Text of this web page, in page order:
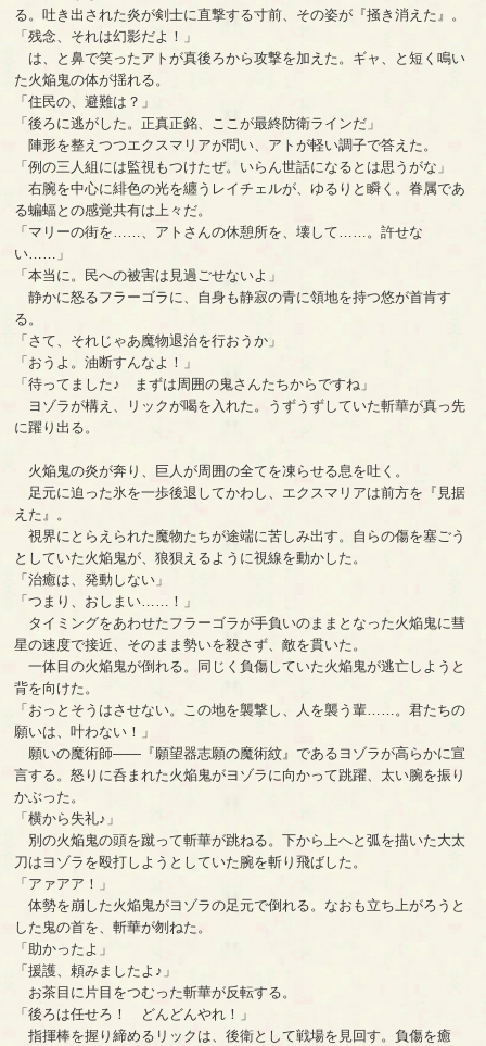
る。吐き出された炎が剣士に直撃する寸前、その姿が『掻き消えた』。
「残念、それは幻影だよ！」
は、と鼻で笑ったアトが真後ろから攻撃を加えた。ギャ、と短く鳴い
た火焔鬼の体が揺れる。
「住民の、避難は？」
「後ろに逃がした。正真正銘、ここが最終防衛ラインだ」
陣形を整えつつエクスマリアが問い、アトが軽い調子で答えた。
「例の三人組には監視もつけたぜ。いらん世話になるとは思うがな」
右腕を中心に緋色の光を纏うレイチェルが、ゆるりと瞬く。眷属であ
る蝙蝠との感覚共有は上々だ。
「マリーの街を……、アトさんの休憩所を、壊して……。許せな
い……」
「本当に。民への被害は見過ごせないよ」
静かに怒るフラーゴラに、自身も静寂の青に領地を持つ悠が首肯す
る。
「さて、それじゃあ魔物退治を行おうか」
「おうよ。油断すんなよ！」
「待ってました♪ まずは周囲の鬼さんたちからですね」
ヨゾラが構え、リックが喝を入れた。うずうずしていた斬華が真っ先
に躍り出る。
火焔鬼の炎が奔り、巨人が周囲の全てを凍らせる息を吐く。
足元に迫った氷を一歩後退してかわし、エクスマリアは前方を『見据
えた』。
視界にとらえられた魔物たちが途端に苦しみ出す。自らの傷を塞ごう
としていた火焔鬼が、狼狽えるように視線を動かした。
「治癒は、発動しない」
「つまり、おしまい……！」
タイミングをあわせたフラーゴラが手負いのままとなった火焔鬼に彗
星の速度で接近、そのまま勢いを殺さず、敵を貫いた。
一体目の火焔鬼が倒れる。同じく負傷していた火焔鬼が逃亡しようと
背を向けた。
「おっとそうはさせない。この地を襲撃し、人を襲う輩……。君たちの
願いは、叶わない！」
願いの魔術師――『願望器志願の魔術紋』であるヨゾラが高らかに宣
言する。怒りに呑まれた火焔鬼がヨゾラに向かって跳躍、太い腕を振り
かぶった。
「横から失礼♪」
別の火焔鬼の頭を蹴って斬華が跳ねる。下から上へと弧を描いた大太
刀はヨゾラを殴打しようとしていた腕を斬り飛ばした。
「アァアア！」
体勢を崩した火焔鬼がヨゾラの足元で倒れる。なおも立ち上がろうと
した鬼の首を、斬華が刎ねた。
「助かったよ」
「援護、頼みましたよ♪」
お茶目に片目をつむった斬華が反転する。
「後ろは任せろ！ どんどんやれ！」
指揮棒を握り締めるリックは、後衛として戦場を見回す。負傷を癒